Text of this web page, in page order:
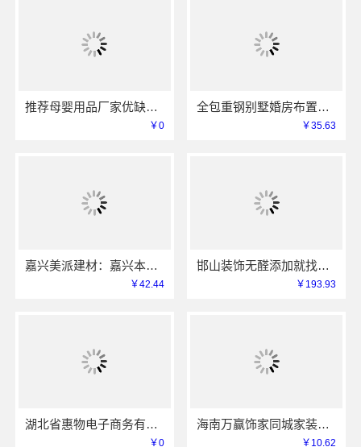
推荐母婴用品厂家优缺点-湖北省惠物电子商务有限公司
￥0
全包重钢别墅婚房布置中蓝建投北京建设有限公司四川
￥35.63
嘉兴美派建材：嘉兴本地家装服务专业施工靠谱商家
￥42.44
邯山装饰无醛添加就找邯郸至臻全宅新材料有限公司
￥193.93
湖北省惠物电子商务有限公司热门日常居家公司价格
￥0
海南万赢饰家同城家装免费勘测，上门规划更贴心
￥10.62